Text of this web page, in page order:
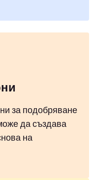
за подобряване
да създава
на